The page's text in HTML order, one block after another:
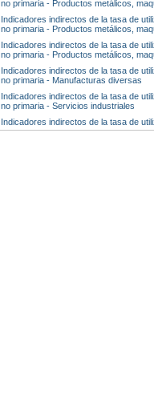
no primaria - Productos metálicos,
Indicadores indirectos de la tasa de
no primaria - Productos metálicos,
Indicadores indirectos de la tasa de
no primaria - Productos metálicos,
Indicadores indirectos de la tasa de
no primaria - Manufacturas diversas
Indicadores indirectos de la tasa de
no primaria - Servicios industriales
Indicadores indirectos de la tasa de